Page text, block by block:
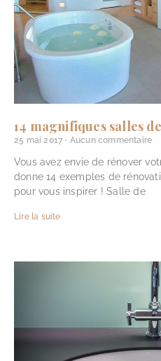
14 magnifiques salles
25 mai 2017 Aucun commentaire
Vous avez envie de rénover
donne 14 exemples de
pour vous inspirer ! Salle de
Lire la suite